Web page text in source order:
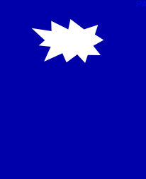
Panneau de gestion des